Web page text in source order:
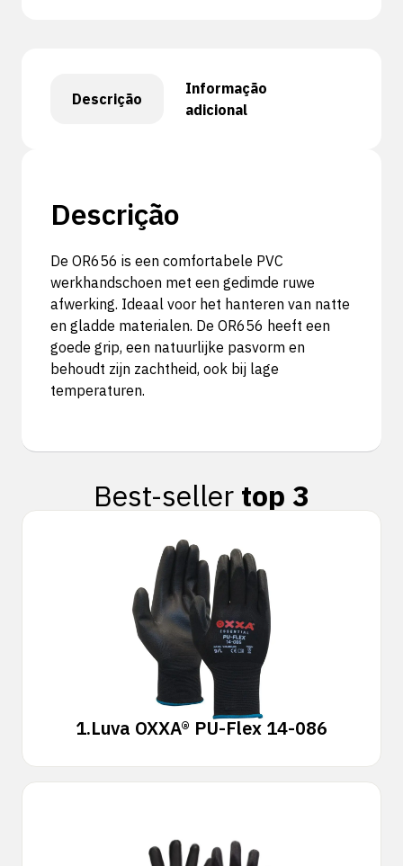
Descrição
Informação
adicional
Descrição
De OR656 is een comfortabele PVC
werkhandschoen met een gedimde ruwe
afwerking. Ideaal voor het hanteren van natte
en gladde materialen. De OR656 heeft een
goede grip, een natuurlijke pasvorm en
behoudt zijn zachtheid, ook bij lage
temperaturen.
Best-seller top 3
1.Luva OXXA® PU-Flex 14-086